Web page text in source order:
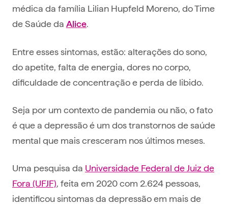
médica da família Lilian Hupfeld Moreno, do Time
de Saúde da Alice.
Entre esses sintomas, estão: alterações do sono,
do apetite, falta de energia, dores no corpo,
dificuldade de concentração e perda de libido.
Seja por um contexto de pandemia ou não, o fato
é que a depressão é um dos transtornos de saúde
mental que mais cresceram nos últimos meses.
Uma pesquisa da Universidade Federal de Juiz de
Fora (UFJF), feita em 2020 com 2.624 pessoas,
identificou sintomas da depressão em mais de